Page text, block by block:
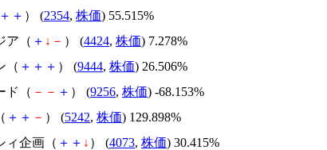
＋ ＋ ） (2354, 株価) 55.515%
ア（ ＋ ↓ － ） (4424, 株価) 7.278%
（ ＋ ＋ ＋ ） (9444, 株価) 26.506%
ド（ － － ＋ ） (9256, 株価) -68.153%
＋ ＋ － ） (5242, 株価) 129.898%
ィ企画（ ＋ ＋ ↓ ） (4073, 株価) 30.415%